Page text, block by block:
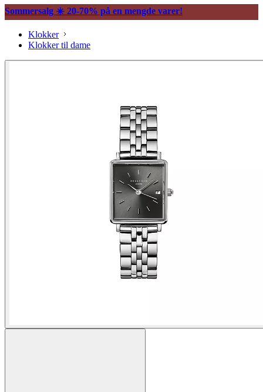
Sommersalg ☀️ 20-70% på en mengde varer!
Klokker
Klokker til dame